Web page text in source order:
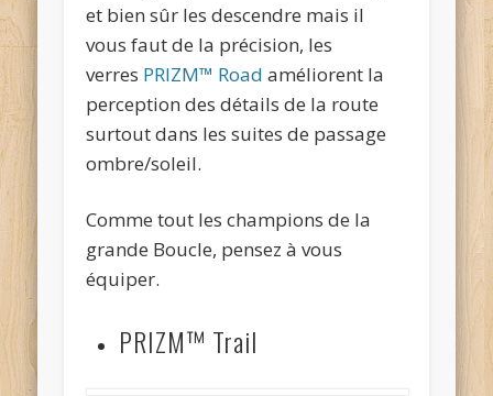
et bien sûr les descendre mais il
vous faut de la précision, les
verres PRIZM™ Road améliorent la
perception des détails de la route
surtout dans les suites de passage
ombre/soleil.
Comme tout les champions de la
grande Boucle, pensez à vous
équiper.
PRIZM™ Trail